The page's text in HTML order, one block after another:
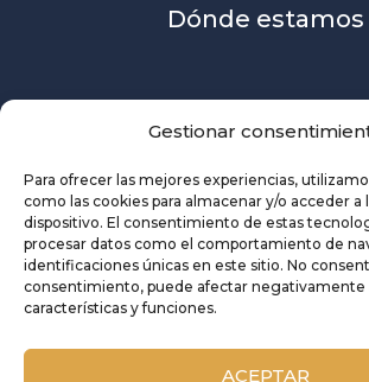
Gestionar
Para ofrecer las mejores experiencias,
como las cookies para almacenar y/o acceder a
dispositivo. El consentimiento de estas
procesar datos como el comportamiento de
identificaciones únicas en este sitio. No
consentimiento, puede afectar negativamente
características y funciones.
ACEPTAR
Dónde estamos